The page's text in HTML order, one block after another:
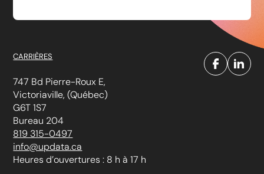
CARRIÈRES
747 Bd Pierre-Roux E,
Victoriaville, (Québec)
G6T 1S7
Bureau 204
819 315-0497
info@updata.ca
Heures d’ouvertures : 8 h à 17 h